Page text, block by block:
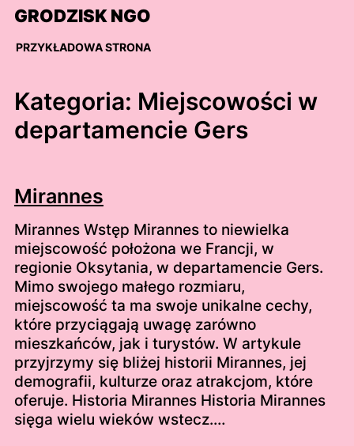
Skip
content
GRODZISK NGO
PRZYKŁADOWA STRONA
Kategoria: Miejscowości w
departamencie Gers
Mirannes
Mirannes Wstęp Mirannes to niewielka
miejscowość położona we Francji, w
regionie Oksytania, w departamencie Gers.
Mimo swojego małego rozmiaru,
miejscowość ta ma swoje unikalne cechy,
które przyciągają uwagę zarówno
mieszkańców, jak i turystów. W artykule
przyjrzymy się bliżej historii Mirannes, jej
demografii, kulturze oraz atrakcjom, które
oferuje. Historia Mirannes Historia Mirannes
sięga wielu wieków wstecz.…